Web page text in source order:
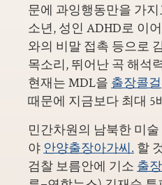
문에 과잉행동만을 가
소년, 성인 ADHD로 이
와의 비말 접촉 등으로
목소리, 뛰어난 곡 해석
현재는 MDL을 출장콜걸
때문에 지금보다 최대 5
민간차원의 남북한 미
야 안양출장아가씨. 할
검찰 보름안에 기소 출